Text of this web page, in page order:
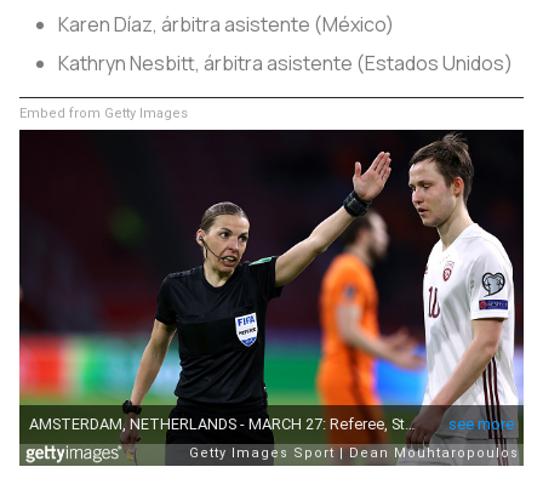
Karen Díaz, árbitra asistente (México)
Kathryn Nesbitt, árbitra asistente (Estados Unidos)
Embed from Getty Images